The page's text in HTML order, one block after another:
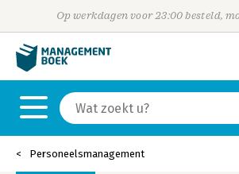
Op werkdagen voor 23:00 besteld,
Personeelsmanagement